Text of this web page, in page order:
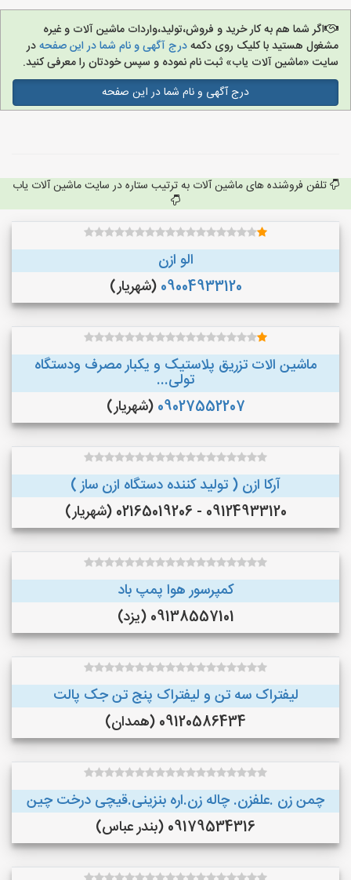
اگر شما هم به کار خرید و فروش،تولید،واردات ماشین آلات و غیره
مشغول هستید با کلیک روی دکمهدرج آگهی و نام شما در این صفحهدر
سایت «ماشین آلات یاب» ثبت نام نموده و سپس خودتان را معرفی کنید.
درج آگهی و نام شما در این صفحه
تلفن فروشنده های ماشین آلات به ترتیب ستاره در سایت ماشین آلات یاب
الو ازن
09004933120 (شهریار)
ماشین الات تزریق پلاستیک و یکبار مصرف ودستگاه
تولی...
09027552207 (شهریار)
آرکا ازن ( تولید کننده دستگاه ازن ساز )
09124933120 - 02165019206 (شهریار)
کمپرسور هوا پمپ باد
09138557101 (یزد)
لیفتراک سه تن و لیفتراک پنج تن جک پالت
09120586434 (همدان)
چمن زن .علفزن. چاله زن.اره بنزینی.قیچی درخت چین
09179534316 (بندر عباس)